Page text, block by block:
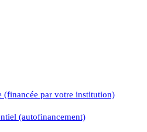
(financée par votre institution)
(autofinancement)